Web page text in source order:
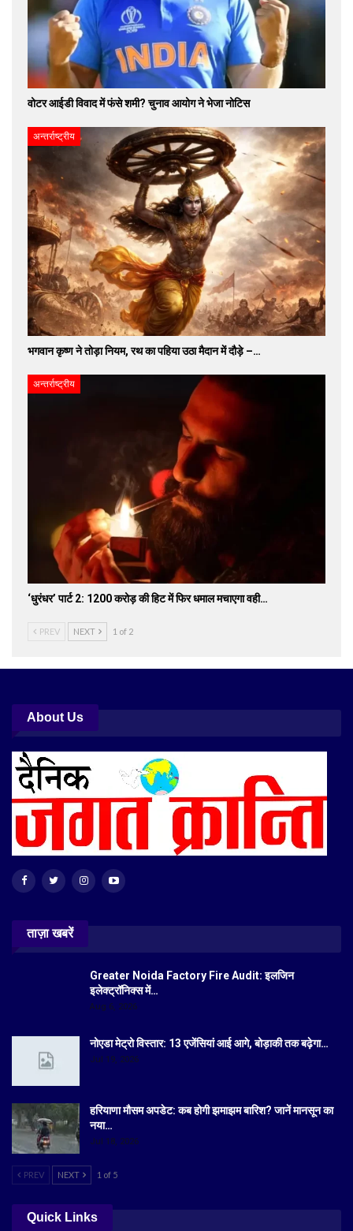
वोटर आईडी विवाद में फंसे शमी? चुनाव आयोग ने भेजा नोटिस
अन्तर्राष्ट्रीय
भगवान कृष्ण ने तोड़ा नियम, रथ का पहिया उठा मैदान में दौड़े –…
अन्तर्राष्ट्रीय
‘धुरंधर’ पार्ट 2: 1200 करोड़ की हिट में फिर धमाल मचाएगा वही…
PREV NEXT 1 of 2
About Us
ताज़ा खबरें
Greater Noida Factory Fire Audit: इलजिन
इलेक्ट्रॉनिक्स में…
Aug 6, 2026
नोएडा मेट्रो विस्तार: 13 एजेंसियां आई आगे, बोड़ाकी तक बढ़ेगा…
Jul 19, 2026
हरियाणा मौसम अपडेट: कब होगी झमाझम बारिश? जानें मानसून का
नया…
Jul 18, 2026
PREV NEXT 1 of 5
Quick Links